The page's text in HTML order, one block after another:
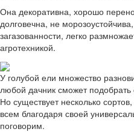
Она декоративна, хорошо
долговечна, не
загазованности, легко
агротехникой.
У голубой ели множество
любой дачник сможет подобрать
Но существует несколько
всем благодаря своей
поговорим.